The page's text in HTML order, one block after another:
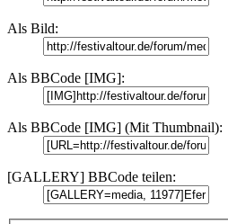
Als Bild:
Als BBCode [IMG]:
Als BBCode [IMG] (Mit Thumbnail):
[GALLERY] BBCode teilen: